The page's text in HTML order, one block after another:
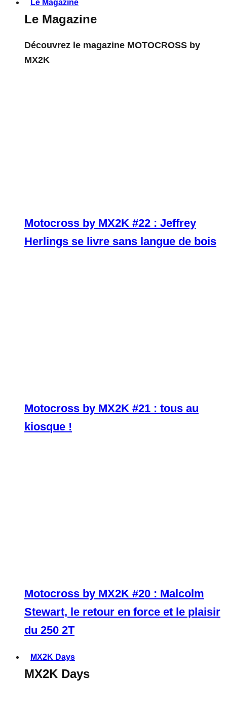
Le Magazine
Le Magazine
Découvrez le magazine MOTOCROSS by
MX2K
Motocross by MX2K #22 : Jeffrey
Herlings se livre sans langue de bois
Motocross by MX2K #21 : tous au
kiosque !
Motocross by MX2K #20 : Malcolm
Stewart, le retour en force et le plaisir
du 250 2T
MX2K Days
MX2K Days